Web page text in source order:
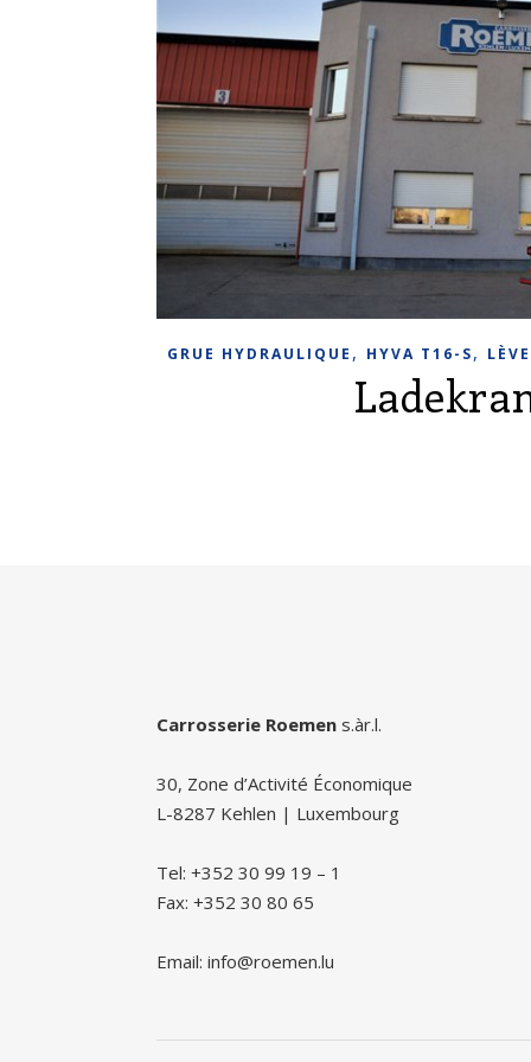
GRUE HYDRAULIQUE , HYVA T16-S,
Carrosserie Roemen s.àr.l.
30, Zone d’Activité Économique
L-8287 Kehlen | Luxembourg
Tel: +352 30 99 19 – 1
Fax: +352 30 80 65
Email: info@roemen.lu